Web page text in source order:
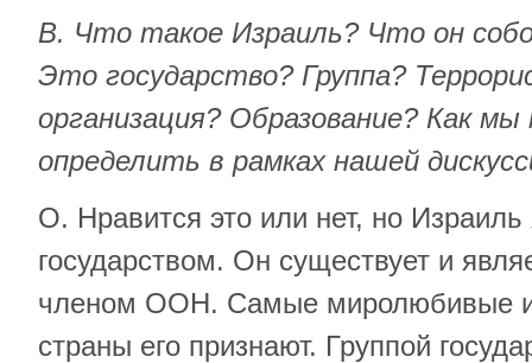
В. Что такое Израиль? Что он
Это государство? Группа?
организация? Образование? Как
определить в рамках нашей
О. Нравится это или нет, но
государством. Он существует и
членом ООН. Самые миролюбивые и
страны его признают. Группой